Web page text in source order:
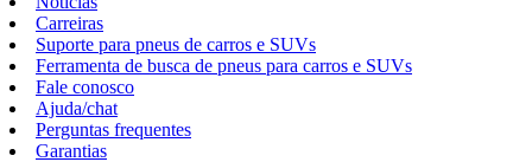
Carreiras
Suporte para pneus de carros e SUVs
Ferramenta de busca de pneus para carros e SUVs
Fale conosco
Ajuda/chat
Perguntas frequentes
Garantias